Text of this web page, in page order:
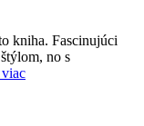
kniha. Fascinujúci
no s